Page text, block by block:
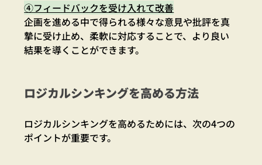
④フィードバックを受け入れて改善
企画を進める中で得られる様々な意見や批評を真
摯に受け止め、柔軟に対応することで、より良い
結果を導くことができます。
ロジカルシンキングを高める方法
ロジカルシンキングを高めるためには、次の4つの
ポイントが重要です。